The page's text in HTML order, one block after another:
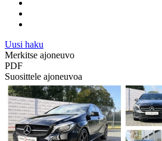
Uusi haku
Merkitse ajoneuvo
PDF
Suosittele ajoneuvoa